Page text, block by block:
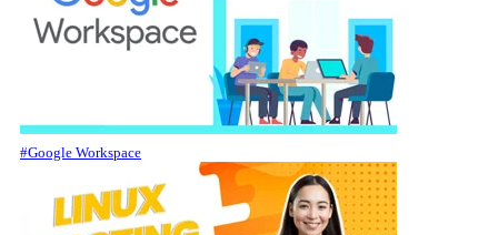
#Google Workspace